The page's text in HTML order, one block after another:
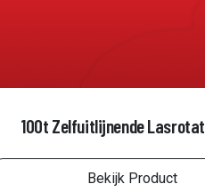
100t Zelfuitlijnende
Bekijk Product